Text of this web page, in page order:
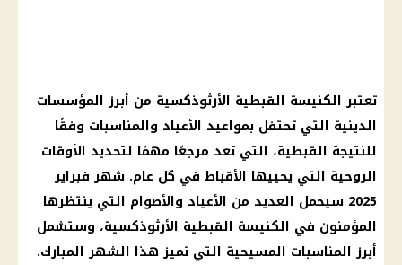
تعتبرالكنيسة القبطية الأرثوذكسية من أبرز المؤسسات
الدينية التي تحتفل بمواعيد الأعياد والمناسبات وفقًا
للنتيجة القبطية، التي تعد مرجعًا مهمًا لتحديد الأوقات
الروحية التي يحييها الأقباط في كل عام. شهر فبراير
2025 سيحمل العديد من الأعياد والأصوام التي ينتظرها
المؤمنون في الكنيسة القبطية الأرثوذكسية، وستشمل
أبرز المناسبات المسيحية التي تميز هذا الشهر المبارك.